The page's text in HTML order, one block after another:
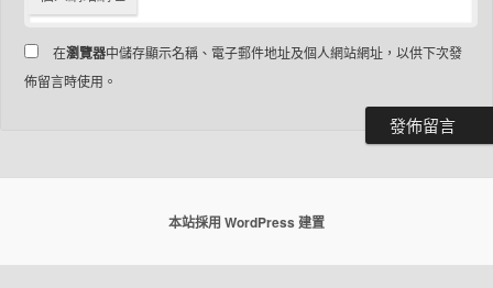
在瀏覽器中儲存顯示名稱、電子郵件地址及個人網站網址，以供下次發
佈留言時使用。
本站採用 WordPress 建置